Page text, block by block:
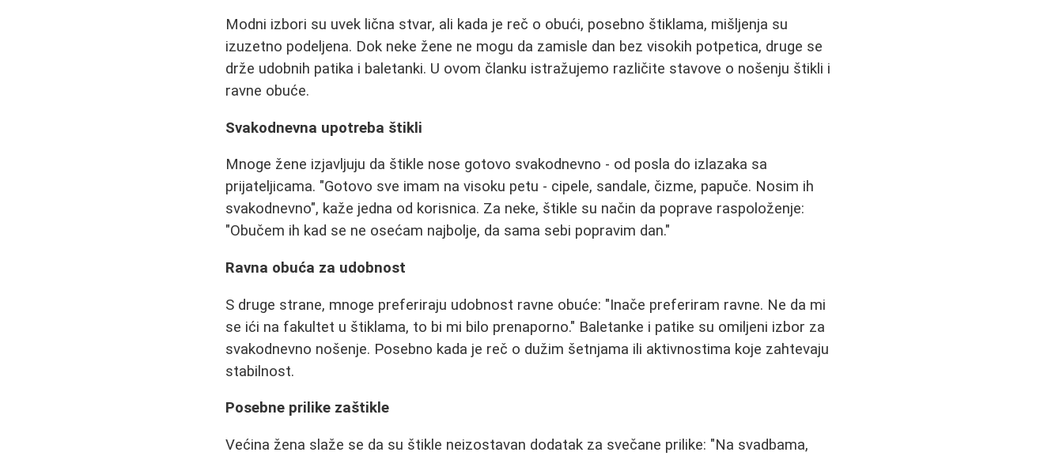
Modni izbori su uvek lična stvar, ali kada je reč o obući, posebno štiklama, mišljenja su
izuzetno podeljena. Dok neke žene ne mogu da zamisle dan bez visokih potpetica, druge se
drže udobnih patika i baletanki. U ovom članku istražujemo različite stavove o nošenju štikli i
ravne obuće.
Svakodnevna upotreba štikli
Mnoge žene izjavljuju da štikle nose gotovo svakodnevno - od posla do izlazaka sa
prijateljicama. "Gotovo sve imam na visoku petu - cipele, sandale, čizme, papuče. Nosim ih
svakodnevno", kaže jedna od korisnica. Za neke, štikle su način da poprave raspoloženje:
"Obučem ih kad se ne osećam najbolje, da sama sebi popravim dan."
Ravna obuća za udobnost
S druge strane, mnoge preferiraju udobnost ravne obuće: "Inače preferiram ravne. Ne da mi
se ići na fakultet u štiklama, to bi mi bilo prenaporno." Baletanke i patike su omiljeni izbor za
svakodnevno nošenje. Posebno kada je reč o dužim šetnjama ili aktivnostima koje zahtevaju
stabilnost.
Posebne prilike zaštikle
Većina žena slaže se da su štikle neizostavan dodatak za svečane prilike: "Na svadbama,